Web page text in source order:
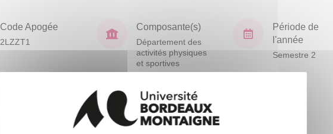
Code Apogée
2LZZT1
Composante(s)
Département des
activités physiques
et sportives
Période de
l'année
Semestre 2